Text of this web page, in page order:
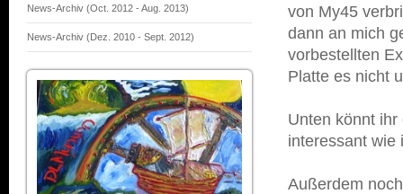
News-Archiv (Oct. 2012 - Aug. 2013)
News-Archiv (Dez. 2010 - Sept. 2012)
von My45
dann an mich
vorbestellten
Platte es nicht
Unten könnt
interessant wie
Außerdem